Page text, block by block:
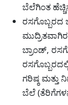
ಬೆಲೆಗಿಂತ
ಬ್ರಾಂಡ್,
ಗರಿಷ್ಠ ಮತ್ತು
ಬೆಲೆ